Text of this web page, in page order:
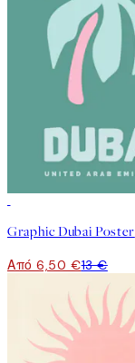
Graphic Dubai Poster
Από 6,50 €13 €